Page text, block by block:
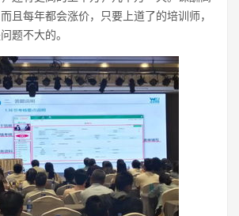
且每年都会涨价，只要上道了的培训师，
题不大的。